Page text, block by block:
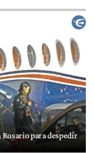
para despedir